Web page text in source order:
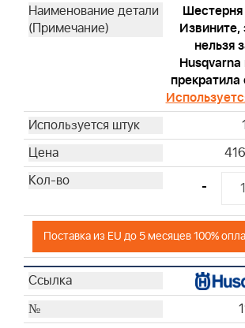
Извините,
нельзя
прекратила
-
Поставка из EU до 5 месяцев 100%